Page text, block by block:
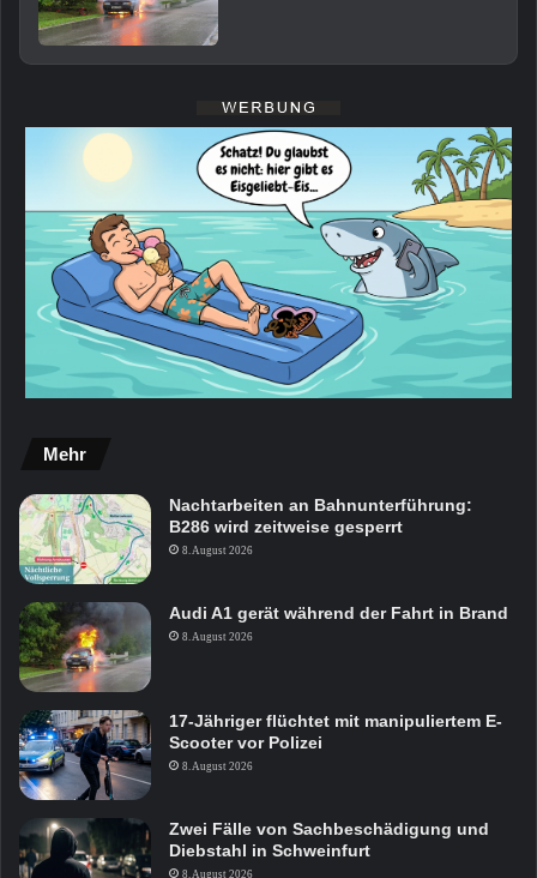
Mehr
Nachtarbeiten an Bahnunterführung:
B286 wird zeitweise gesperrt
8. August 2026
Audi A1 gerät während der Fahrt in Brand
8. August 2026
17-Jähriger flüchtet mit manipuliertem E-
Scooter vor Polizei
8. August 2026
Zwei Fälle von Sachbeschädigung und
Diebstahl in Schweinfurt
8. August 2026